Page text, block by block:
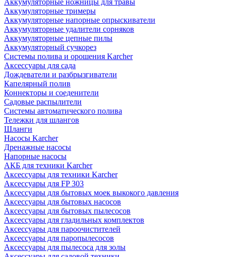
Аккумуляторные ножницы для травы
Аккумуляторные тримеры
Аккумуляторные напорные опрыскиватели
Аккумуляторные удалители сорняков
Аккумуляторные цепные пилы
Аккумуляторный сучкорез
Системы полива и орошения Karcher
Аксессуары для сада
Дождеватели и разбрызгиватели
Капелярный полив
Коннекторы и соеденители
Садовые распылители
Системы автоматического полива
Тележки для шлангов
Шланги
Насосы Karcher
Дренажные насосы
Напорные насосы
АКБ для техники Karcher
Аксессуары для техники Karcher
Аксессуары для FP 303
Аксессуары для бытовых моек выкокого давления
Аксессуары для бытовых насосов
Аксессуары для бытовых пылесосов
Аксессуары для гладильных комплектов
Аксессуары для пароочистителей
Аксессуары для паропылесосов
Аксессуары для пылесоса для золы